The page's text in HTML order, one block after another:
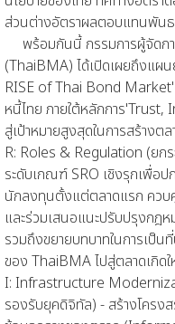
ส่วนต่างอัตราผลตอบแทนพัน
พร้อมกันนี้ กรรมการผู้จัดกา
(ThaiBMA) ได้เปิดเผยถึงแ
RISE of Thai Bond Market'
หนี้ไทย ภายใต้หลักการ
สู่เป้าหมายสูงสุดในการสร้าง
R: Roles & Regulation (ยก
ระดับเกณฑ์ SRO เชิงรุกเพื่อป
นักลงทุนตั้งแต่ตลาดแรก ควบ
และร่วมเสนอแนะปรับปรุงกฎ
รวมถึงขยายบทบาทในการเป็น
ของ ThaiBMA ไปสู่ตลาดเกิด
I: Infrastructure
รองรับยุคดิจิทัล) - สร้างโครง